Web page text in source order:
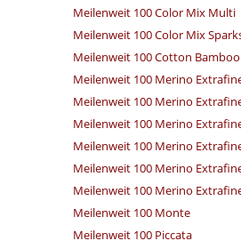
Meilenweit 100 Color Mix Multi
Meilenweit 100 Color Mix
Meilenweit 100 Cotton Bamboo
Meilenweit 100 Merino
Meilenweit 100 Merino
Meilenweit 100 Merino
Meilenweit 100 Merino
Meilenweit 100 Merino
Meilenweit 100 Merino
Meilenweit 100 Monte
Meilenweit 100 Piccata